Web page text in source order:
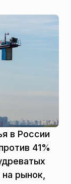
в России
41%
рынок,